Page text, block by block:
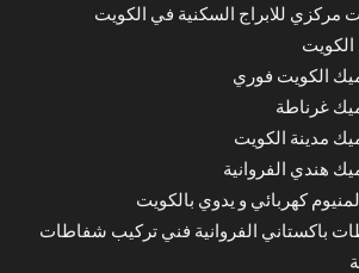
مركزي للابراج السكنية في الكويت
الكويت فوري
غرناطة
مدينة الكويت
هندي الفروانية
كهربائي و يدوي بالكويت
باكستاني الفروانية فني تركيب شفاطات